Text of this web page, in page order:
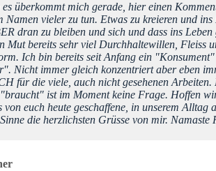
es überkommt mich gerade, hier einen
Namen vieler zu tun. Etwas zu kreieren und
dran zu bleiben und sich und dass ins
Mut bereits sehr viel Durchhaltewillen, Fleiss
Ich bin bereits seit Anfang ein
Nicht immer gleich konzentriert aber eben
für die viele, auch nicht gesehenen Arbeiten.
ist im Moment keine Frage. Hoffen
von euch heute geschaffene, in unserem
die herzlichsten Grüsse von mir. Namaste